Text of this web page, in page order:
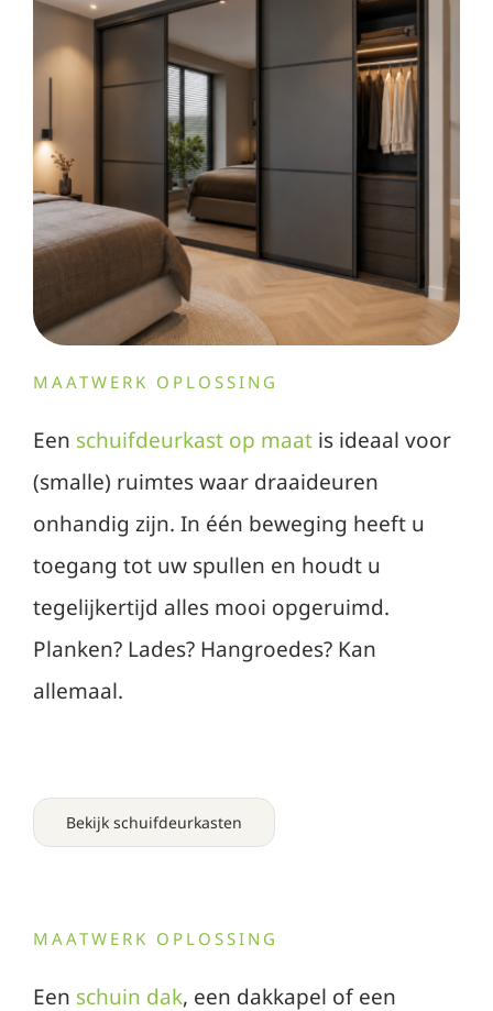
MAATWERK OPLOSSING
Een schuifdeurkast op maatis ideaal voor
(smalle) ruimtes waar draaideuren
onhandig zijn. In één beweging heeft u
toegang tot uw spullen en houdt u
tegelijkertijd alles mooi opgeruimd.
Planken? Lades? Hangroedes? Kan
allemaal.
Bekijk schuifdeurkasten
MAATWERK OPLOSSING
Een schuin dak, een dakkapel of een